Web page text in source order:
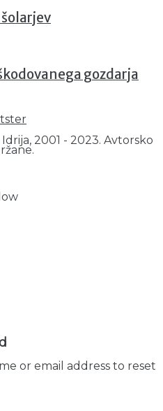
šolarjev
gozdarja
2001 - 2023. Avtorsko
or email address to reset